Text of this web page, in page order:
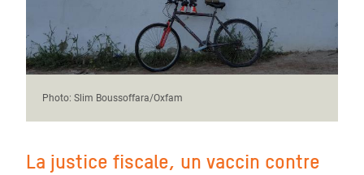
les familles aisées au profit de l’enseignement privé.
souvent pas d’autre choix que d’accepter des emplois
précaires, peu décents et n’offrant pas de protection
sociale.
plus influentes et aux entreprises, aux dépens des plus
pauvres et au détriment de services publics essentiels
de qualité et accessibles à tous.
Photo: Slim Boussoffara/Oxfam
La justice fiscale, un vaccin contre